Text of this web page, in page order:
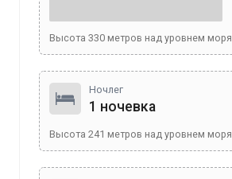
Высота 330 метров над уровнем моря
Ночлег
1 ночевка
Высота 241 метров над уровнем моря